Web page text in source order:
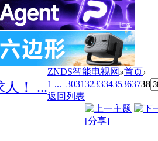
ZNDS智能电视网 »首页›
人！ ...1 ... 303132333435363738
返回列表
[分享]